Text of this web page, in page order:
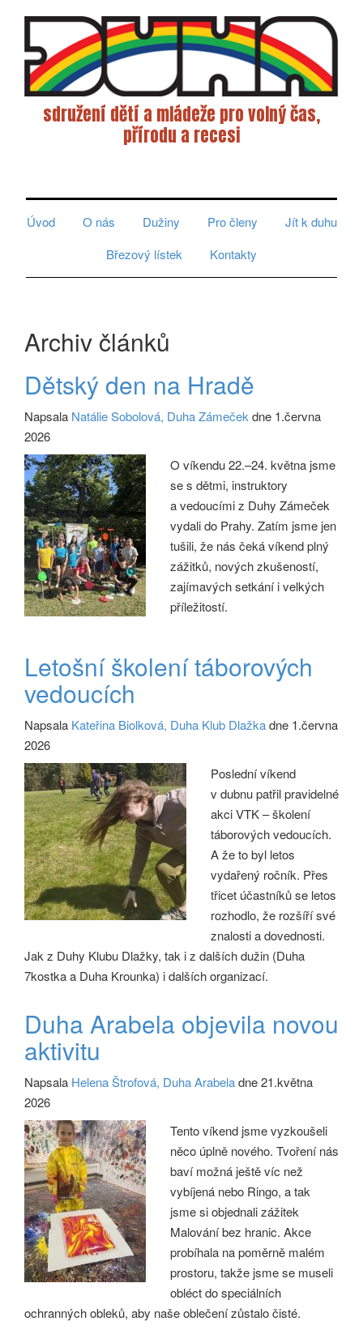
sdružení dětí a mládeže pro volný čas,
přírodu a recesi
Úvod
O nás Dužiny Pro členy
Jít k duhu
Březový lístek
Kontakty
Archiv článků
Dětský den na Hradě
Napsala Natálie Sobolová, Duha Zámeček dne 1.června
2026
O víkendu 22.–24. května jsme
se s dětmi, instruktory
a vedoucími z Duhy Zámeček
vydali do Prahy. Zatím jsme jen
tušili, že nás čeká víkend plný
zážitků, nových zkušeností,
zajímavých setkání i velkých
příležitostí.
Letošní školení táborových
vedoucích
Napsala Kateřina Biolková, Duha Klub Dlažkadne 1.června
2026
Poslední víkend
v dubnu patřil pravidelné
akci VTK – školení
táborových vedoucích.
A že to byl letos
vydařený ročník. Přes
třicet účastníků se letos
rozhodlo, že rozšíří své
znalosti a dovednosti.
Jak z Duhy Klubu Dlažky, tak i z dalších dužin (Duha
7kostka a Duha Krounka) i dalších organizací.
Duha Arabela objevila novou
aktivitu
Napsala Helena Štrofová, Duha Arabeladne 21.května
2026
Tento víkend jsme vyzkoušeli
něco úplně nového. Tvoření nás
baví možná ještě víc než
vybíjená nebo Ringo, a tak
jsme si objednali zážitek
Malování bez hranic. Akce
probíhala na poměrně malém
prostoru, takže jsme se museli
obléct do speciálních
ochranných obleků, aby naše oblečení zůstalo čisté.